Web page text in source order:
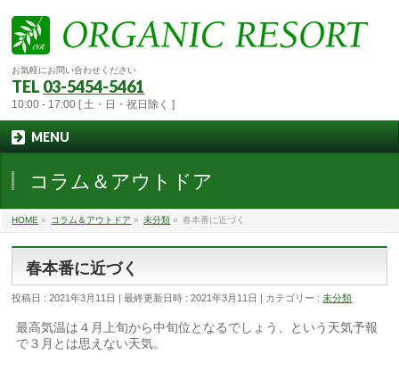
お気軽にお問い合わせください
TEL 03-5454-5461
10:00 - 17:00 [ 土・日・祝日除く ]
MENU
コラム＆アウトドア
HOME » コラム＆アウトドア » 未分類 » 春本番に近づく
春本番に近づく
投稿日 : 2021年3月11日 最終更新日時 : 2021年3月11日 カテゴリー :未分類
最高気温は４月上旬から中旬位となるでしょう、という天気予報
で３月とは思えない天気。